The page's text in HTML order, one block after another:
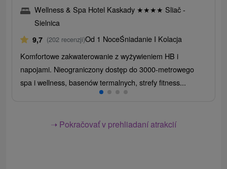
Wellness & Spa Hotel Kaskady ★★★★ Sliač -
Sielnica
9,7 (202 recenzji)Od 1 NoceŚniadanie I Kolacja
Komfortowe zakwaterowanie z wyżywieniem HB i
napojami. Nieograniczony dostęp do 3000-metrowego
spa i wellness, basenów termalnych, strefy fitness...
➝ Pokračovať v prehliadaní atrakcií